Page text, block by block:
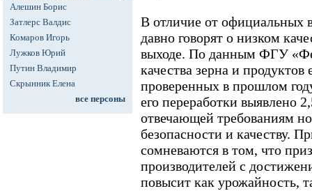
Алешин Борис
Затлерс Валдис
Комаров Игорь
Лужков Юрий
Путин Владимир
Скрынник Елена
все персоны
В отличие от официальных
давно говорят о низком
выходе. По данным ФГУ
качества зерна и продуктов
проверенных в прошлом
его переработки выявлено
отвечающей требованиям
безопасности и качеству.
сомневаются в том, что
производителей с
повысит как урожайность,